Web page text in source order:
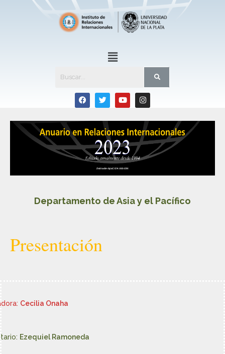
Departamento de Asia y el Pacífico
Presentación
Cecilia Onaha
Ezequiel Ramoneda